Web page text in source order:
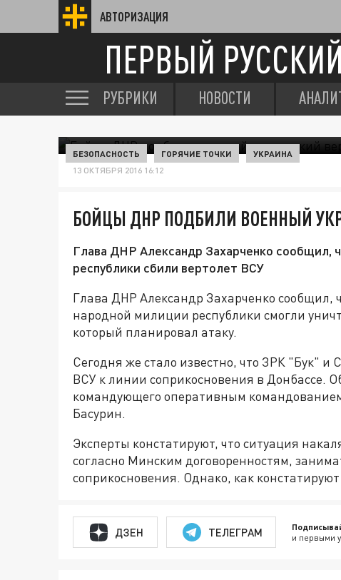
АВТОРИЗАЦИЯ
ПЕРВЫЙ РУССКИЙ
РУБРИКИ НОВОСТИ
БЕЗОПАСНОСТЬ ГОРЯЧИЕ ТОЧКИ УКРАИНА
13 ОКТЯБРЯ 2016 16:12
БОЙЦЫ ДНР ПОДБИЛИ ВОЕННЫЙ
Глава ДНР Александр Захарченко сообщил,
республики сбили вертолет ВСУ
Глава ДНР Александр Захарченко сообщил,
народной милиции республики смогли
который планировал атаку.
Сегодня же стало известно, что ЗРК "Бук"
ВСУ к линии соприкосновения в Донбассе.
командующего оперативным
Басурин.
Эксперты констатируют, что ситуация
согласно Минским договоренностям,
соприкосновения. Однако, как
ДЗЕН ТЕЛЕГРАМ и первыми